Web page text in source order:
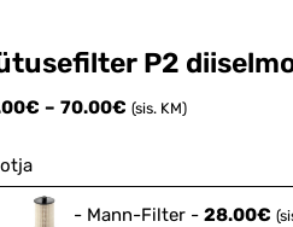
P2
€ – 70.00€ Price
through
70.00€
(sis. KM)
- Mann-Filter - 28.00€